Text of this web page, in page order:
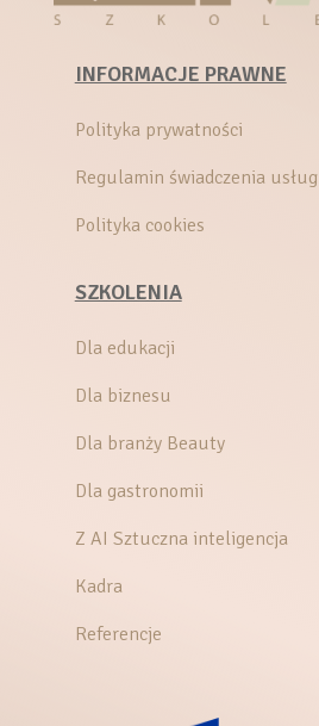
INFORMACJE PRAWNE
Polityka prywatności
Regulamin świadczenia usług
Polityka cookies
SZKOLENIA
Dla edukacji
Dla biznesu
Dla branży Beauty
Dla gastronomii
Z AI Sztuczna inteligencja
Kadra
Referencje